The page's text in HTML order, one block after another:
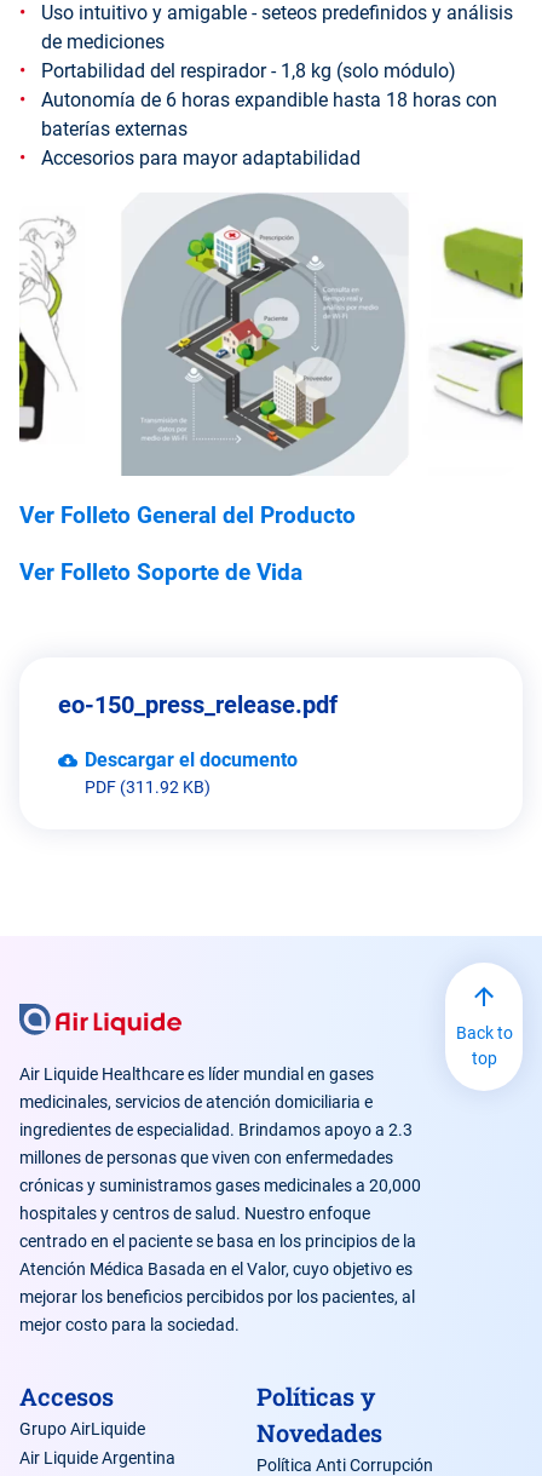
Uso intuitivo y amigable - seteos predefinidos y análisis
de mediciones
Portabilidad del respirador - 1,8 kg (solo módulo)
Autonomía de 6 horas expandible hasta 18 horas con
baterías externas
Accesorios para mayor adaptabilidad
Ver Folleto General del Producto
Ver Folleto Soporte de Vida
eo-150_press_release.pdf
Descargar el documento
PDF (311.92 KB)
Air Liquide Healthcare es líder mundial en gases
medicinales, servicios de atención domiciliaria e
ingredientes de especialidad. Brindamos apoyo a 2.3
millones de personas que viven con enfermedades
crónicas y suministramos gases medicinales a 20,000
hospitales y centros de salud. Nuestro enfoque
centrado en el paciente se basa en los principios de la
Atención Médica Basada en el Valor, cuyo objetivo es
mejorar los beneficios percibidos por los pacientes, al
mejor costo para la sociedad.
Accesos
Grupo AirLiquide
Air Liquide Argentina
Políticas y
Novedades
Política Anti Corrupción
Back to
top